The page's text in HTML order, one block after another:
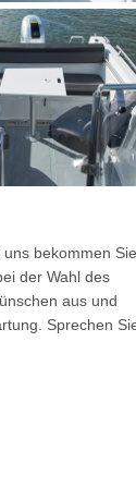
bekommen Sie
der Wahl des
aus und
Sprechen